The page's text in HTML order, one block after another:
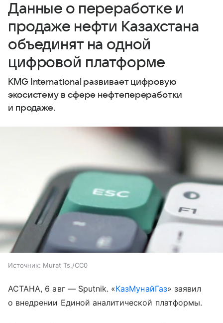
Данные о переработке и
продаже нефти Казахстана
объединят на одной
цифровой платформе
KMG International развивает цифровую
экосистему в сфере нефтепереработки
и продаже.
Источник: Murat Ts./CC0
АСТАНА, 6 авг — Sputnik. «КазМунайГаз» заявил
о внедрении Единой аналитической платформы.